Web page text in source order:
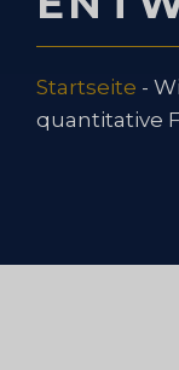
Startseite -
quantitative